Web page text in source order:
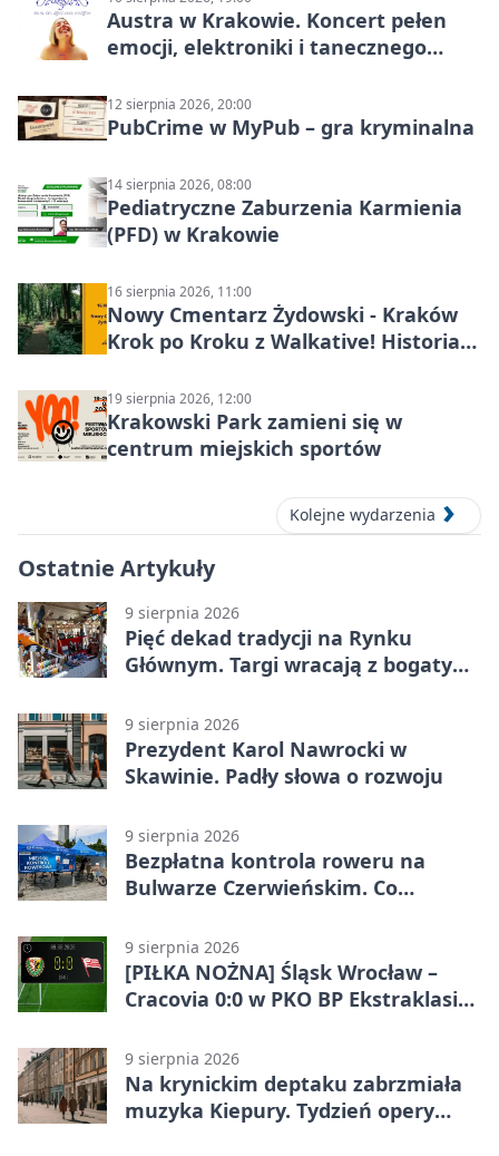
Austra w Krakowie. Koncert pełen
emocji, elektroniki i tanecznego
12 sierpnia 2026, 20:00
PubCrime w MyPub – gra kryminalna
14 sierpnia 2026, 08:00
Pediatryczne Zaburzenia Karmienia
(PFD) w Krakowie
16 sierpnia 2026, 11:00
Nowy Cmentarz Żydowski - Kraków
Krok po Kroku z Walkative! Historia
19 sierpnia 2026, 12:00
Krakowski Park zamieni się w
centrum miejskich sportów
Kolejne wydarzenia
Ostatnie Artykuły
9 sierpnia 2026
Pięć dekad tradycji na Rynku
Głównym. Targi wracają z bogatym
9 sierpnia 2026
Prezydent Karol Nawrocki w
Skawinie. Padły słowa o rozwoju
9 sierpnia 2026
Bezpłatna kontrola roweru na
Bulwarze Czerwieńskim. Co
9 sierpnia 2026
[PIŁKA NOŻNA] Śląsk Wrocław –
Cracovia 0:0 w PKO BP Ekstraklasie.
punktem
9 sierpnia 2026
Na krynickim deptaku zabrzmiała
muzyka Kiepury. Tydzień opery